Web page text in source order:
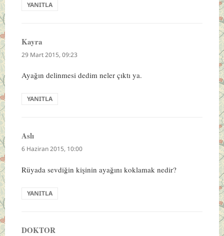
YANITLA
Kayra
ki:
29 Mart 2015, 09:23
Ayağın delinmesi dedim neler çıktı ya.
YANITLA
Aslıdedi
ki:
6 Haziran 2015, 10:00
Rüyada sevdiğin kişinin ayağını koklamak nedir?
YANITLA
DOKTOR